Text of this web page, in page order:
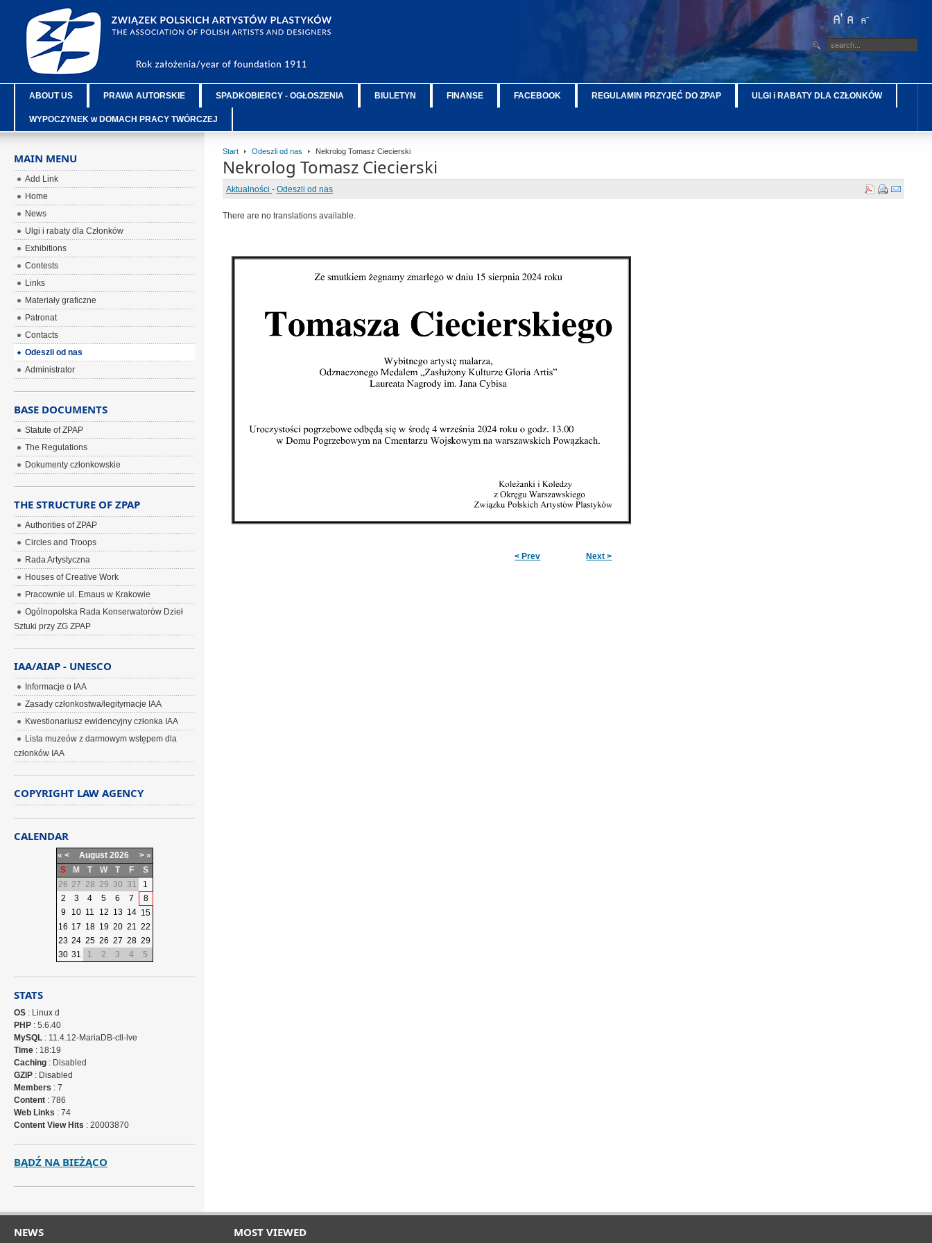
ABOUT US PRAWA AUTORSKIE SPADKOBIERCY - OGŁOSZENIA BIULETYN FINANSE FACEBOOK REGULAMIN PRZYJĘĆ DO ZPAP ULGI i RABATY DLA CZŁONKÓW
WYPOCZYNEK w DOMACH PRACY TWÓRCZEJ
Start Odeszli od nas Nekrolog Tomasz Ciecierski
Nekrolog Tomasz Ciecierski
Aktualności - Odeszli od nas
There are no translations available.
< Prev Next >
MAIN MENU
Add Link
Home
News
Ulgi i rabaty dla Członków
Exhibitions
Contests
Links
Materiały graficzne
Patronat
Contacts
Odeszli od nas
Administrator
BASE DOCUMENTS
Statute of ZPAP
The Regulations
Dokumenty członkowskie
THE STRUCTURE OF ZPAP
Authorities of ZPAP
Circles and Troops
Rada Artystyczna
Houses of Creative Work
Pracownie ul. Emaus w Krakowie
Ogólnopolska Rada Konserwatorów Dzieł
Sztuki przy ZG ZPAP
IAA/AIAP - UNESCO
Informacje o IAA
Zasady członkostwa/legitymacje IAA
Kwestionariusz ewidencyjny członka IAA
Lista muzeów z darmowym wstępem dla
członków IAA
COPYRIGHT LAW AGENCY
CALENDAR
« < August 2026 > »
S
M T W T F
S
26 27 28 29 30 31
1
2
3 4 5 6 7
8
9
10 11 12 13 14 15
16 17 18 19 20 21 22
23 24 25 26 27 28 29
30 31 1 2 3 4 5
STATS
OS : Linux d
PHP : 5.6.40
MySQL : 11.4.12-MariaDB-cll-lve
Time : 18:19
Caching : Disabled
GZIP : Disabled
Members : 7
Content : 786
Web Links : 74
Content View Hits : 20003870
BĄDŹ NA BIEŻĄCO
NEWS MOST VIEWED